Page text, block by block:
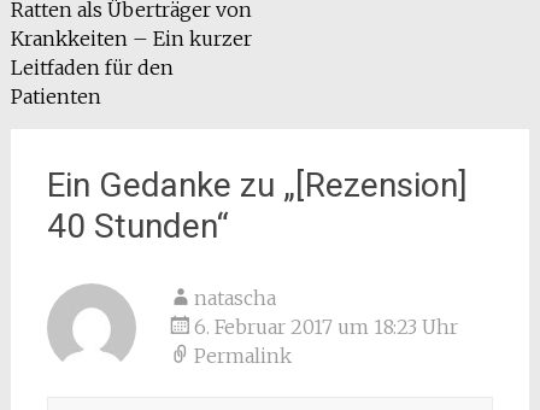
Ratten als Überträger von
Krankkeiten – Ein kurzer
Leitfaden für den
Patienten
Ein Gedanke zu „[Rezension]
40 Stunden“
natascha
6. Februar 2017 um 18:23 Uhr
Permalink